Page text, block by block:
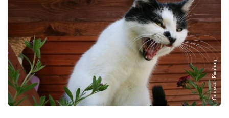
Снимка: Pixabay